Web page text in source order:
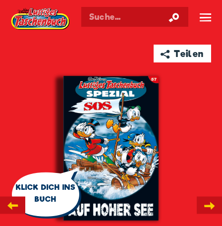
Walt Disneys Taschenbuch ☰
➦ Teilen
←🗨
KLICK DICH INS
BUCH
→